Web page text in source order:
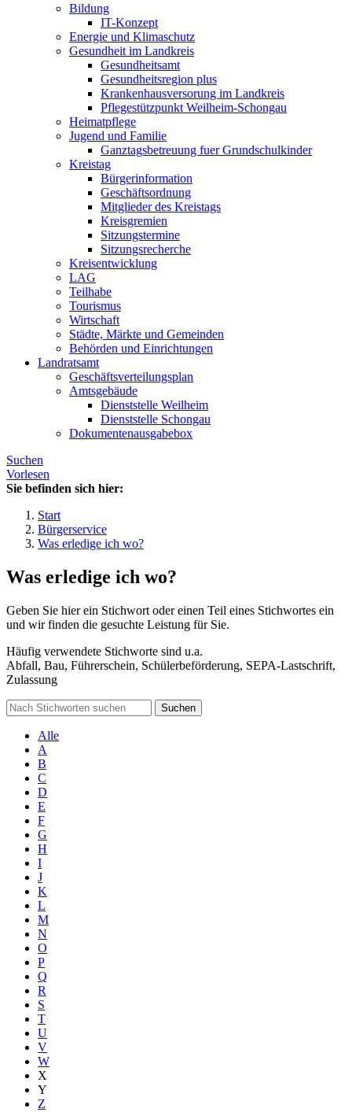
Bildung
IT-Konzept
Energie und Klimaschutz
Gesundheit im Landkreis
Gesundheitsamt
Gesundheitsregion plus
Krankenhausversorung im Landkreis
Pflegestützpunkt Weilheim-Schongau
Heimatpflege
Jugend und Familie
Ganztagsbetreuung fuer Grundschulkinder
Kreistag
Bürgerinformation
Geschäftsordnung
Mitglieder des Kreistags
Kreisgremien
Sitzungstermine
Sitzungsrecherche
Kreisentwicklung
LAG
Teilhabe
Tourismus
Wirtschaft
Städte, Märkte und Gemeinden
Behörden und Einrichtungen
Landratsamt
Geschäftsverteilungsplan
Amtsgebäude
Dienststelle Weilheim
Dienststelle Schongau
Dokumentenausgabebox
Suchen
Vorlesen
Sie befinden sich hier:
Start
Bürgerservice
Was erledige ich wo?
Was erledige ich wo?
Geben Sie hier ein Stichwort oder einen Teil eines Stichwortes ein
und wir finden die gesuchte Leistung für Sie.
Häufig verwendete Stichworte sind u.a.
Abfall, Bau, Führerschein, Schülerbeförderung, SEPA-Lastschrift,
Zulassung
Suchen
Alle
A
B
C
D
E
F
G
H
I
J
K
L
M
N
O
P
Q
R
S
T
U
V
W
X
Y
Z